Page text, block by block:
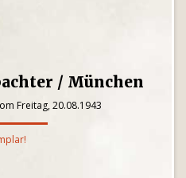
/ München
Freitag, 20.08.1943